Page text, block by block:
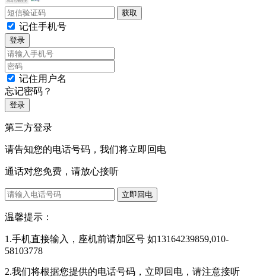
记住手机号
登录
记住用户名
忘记密码？
登录
第三方登录
请告知您的电话号码，我们将立即回电
通话对您免费，请放心接听
立即回电
温馨提示：
1.手机直接输入，座机前请加区号 如13164239859,010-
58103778
2.我们将根据您提供的电话号码，立即回电，请注意接听